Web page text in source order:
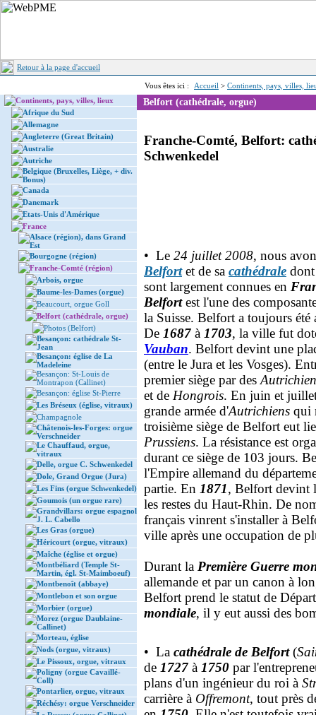
Retour à la page d'accueil
Vous êtes ici : Accueil > Continents, pays, villes,
Continents, pays, villes, lieux
Afrique du Sud
Allemagne
Angleterre (Great Britain)
Australie
Autriche
Belgique (Bruxelles, Liège, + div.
Bonus)
Canada
Danemark
Etats-Unis d'Amérique
France
Alsace (région), dans Grand
Est
Bourgogne (région)
Franche-Comté (région)
Arbois, orgue
Baume-les-Dames (orgue)
Beaucourt, orgue Goll
Belfort (cathédrale, orgue)
Photos (Belfort)
Besançon: cathédrale St-
Jean
Besançon: église de La
Madeleine
Besançon: St-Louis de
Montrapon (Callinet)
Besançon: église St-Pierre
Les Bréseux (église, vitraux)
Champagnole
Châtenois-les-Forges: orgue
Verschneider
Le Chauffaud, orgue,
vitraux
Delle, orgue C. Schwenkedel
Dole, Grand Orgue (Jura)
Les Fins (orgue Schwenkedel)
Goumois (un orgue rare)
Grandvillars: orgue espagnol
J. L. Cabello
Les Gras (orgue)
Héricourt (orgue, vitraux)
Maîche (église et orgue)
Montbéliard (Temple St-
Martin, égl. St-Maimboeuf)
Montbenoît (abbaye)
Montlebon et son orgue
Morbier (orgue)
Morez (orgue Daublaine-
Callinet)
Morteau, église
Nods (orgue, vitraux)
Le Pissoux, orgue, vitraux
Poligny (orgue Cavaillé-
Coll)
Pontarlier, orgue, vitraux
Réchésy: orgue Verschneider
Belfort (cathédrale, orgue)
Franche-Comté, Belfort:
Schwenkedel
• Le 24 juillet 2008, nous
Belfortet de sa cathédrale
sont largement connues en
Belfortest l'une des
la Suisse. Belfort a toujours été
De 1687 à 1703, la ville fut
Vauban. Belfort devint une
(entre le Jura et les Vosges).
premier siège par des
et de Hongrois. En juin et
grande armée d'Autrichiens qui
troisième siège de Belfort eut
Prussiens. La résistance est
durant ce siège de 103 jours.
l'Empire allemand du
partie. En 1871, Belfort devint
les restes du Haut-Rhin. De
français vinrent s'installer à
ville après une occupation de
Durant la Première Guerre
allemande et par un canon à
Belfort prend le statut de
mondiale, il y eut aussi des
• La cathédrale de Belfort(
de 1727 à 1750 par
plans d'un ingénieur du roi à
carrière à Offremont, tout près